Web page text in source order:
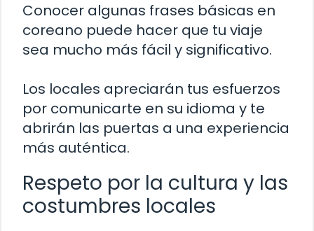
Conocer algunas frases básicas en
coreano puede hacer que tu viaje
sea mucho más fácil y significativo.
Los locales apreciarán tus esfuerzos
por comunicarte en su idioma y te
abrirán las puertas a una experiencia
más auténtica.
Respeto por la cultura y las
costumbres locales